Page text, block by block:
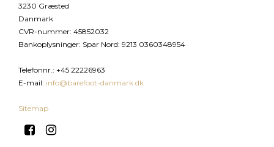
3230 Græsted
Danmark
CVR-nummer: 45852032
Bankoplysninger: Spar Nord: 9213 0360348954
Telefonnr. : +45 22226963
E-mail: info@barefoot-danmark.dk
Sitemap